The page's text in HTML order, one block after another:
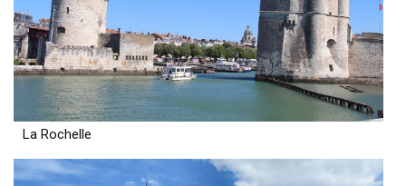
La Rochelle